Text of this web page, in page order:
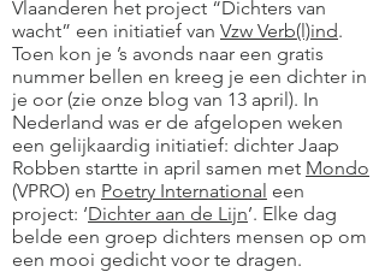
Vlaanderen het project “Dichters van
wacht” een initiatief van Vzw Verb(l)ind.
Toen kon je ’s avonds naar een gratis
nummer bellen en kreeg je een dichter in
je oor (zie onze blog van 13 april). In
Nederland was er de afgelopen weken
een gelijkaardig initiatief: dichter Jaap
Robben startte in april samen met Mondo
(VPRO) en Poetry International een
project: ‘Dichter aan de Lijn’. Elke dag
belde een groep dichters mensen op om
een mooi gedicht voor te dragen.